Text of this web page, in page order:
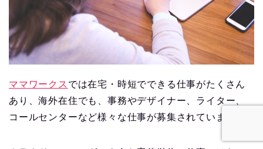
ママワークス では在宅・時短でできる仕事がたくさん
あり、海外在住でも、事務やデザイナー、ライター、
コールセンターなど様々な仕事が募集されています。